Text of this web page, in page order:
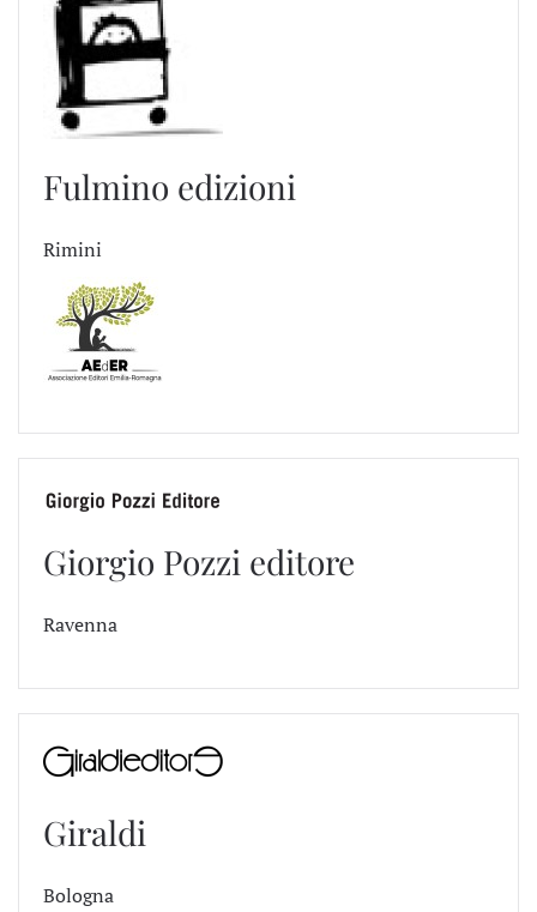
Fulmino edizioni
Rimini
Giorgio Pozzi editore
Ravenna
Giraldi
Bologna